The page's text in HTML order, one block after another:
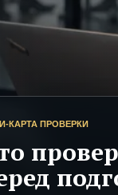
КАРТА ПРОВЕРКИ